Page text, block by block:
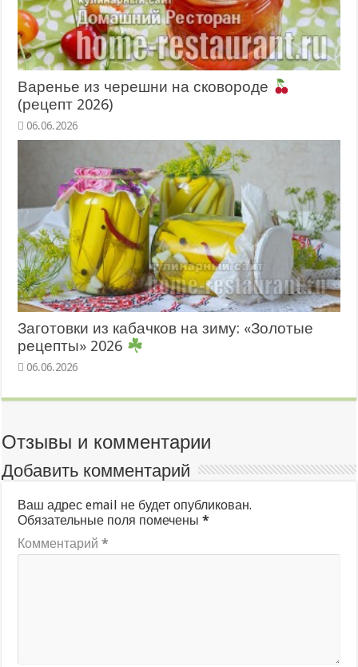
Варенье из черешни на сковороде
(рецепт 2026)
06.06.2026
Заготовки из кабачков на зиму: «Золотые
рецепты» 2026
06.06.2026
Отзывы и комментарии
Добавить комментарий
Ваш адрес email не будет опубликован.
Обязательные поля помечены*
Комментарий*